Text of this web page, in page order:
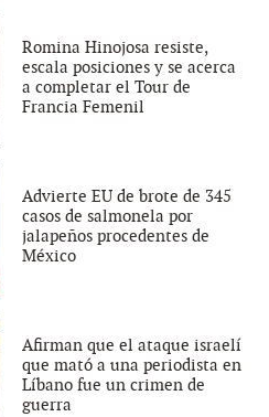
Romina Hinojosa resiste,
escala posiciones y se acerca
a completar el Tour de
Francia Femenil
Advierte EU de brote de 345
casos de salmonela por
jalapeños procedentes de
México
Afirman que el ataque israelí
que mató a una periodista en
Líbano fue un crimen de
guerra